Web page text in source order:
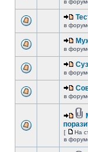
в
в
в
в
в
[ На
в